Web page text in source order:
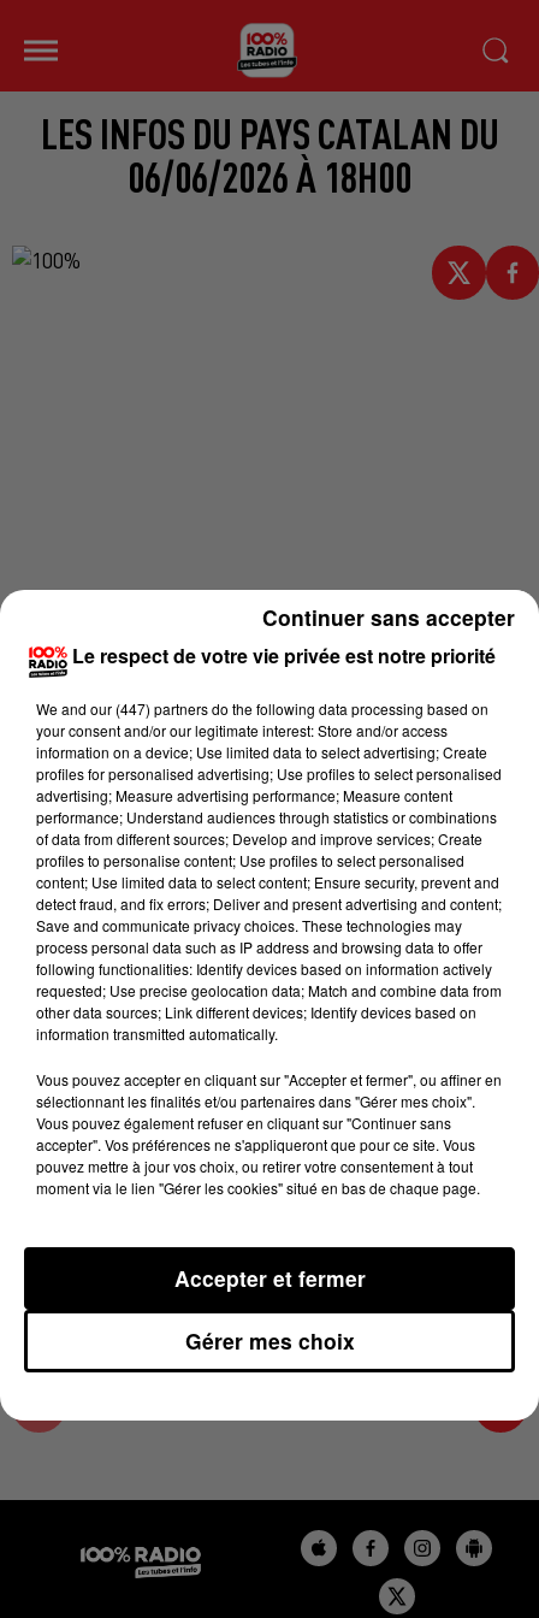
LES INFOS DU PAYS CATALAN DU
06/06/2026 À 18H00
Lecture (2 min 14 sec)
100%
Les infos du Pays Catalan du 06/06/2026 à 18h00
6 juin 2026 - 2 min 14 sec
LES INFOS DU PAYS CATALAN DU 06/06/2026
À 18H00
Podcasts infos du Pays Catalan
Le respect de votre vie privée est notre priorité
We and our (447) partnersdo the following data processing based on
your consent and/or our legitimate interest: Store and/or access
information on a device; Use limited data to select advertising; Create
profiles for personalised advertising; Use profiles to select personalised
advertising; Measure advertising performance; Measure content
performance; Understand audiences through statistics or combinations
of data from different sources; Develop and improve services; Create
profiles to personalise content; Use profiles to select personalised
content; Use limited data to select content; Ensure security, prevent and
detect fraud, and fix errors; Deliver and present advertising and content;
Save and communicate privacy choices. These technologies may
process personal data such as IP address and browsing data to offer
following functionalities: Identify devices based on information actively
requested; Use precise geolocation data; Match and combine data from
other data sources; Link different devices; Identify devices based on
information transmitted automatically.
Vous pouvez accepter en cliquant sur "Accepter et fermer", ou affiner en
sélectionnant les finalités et/ou partenaires dans "Gérer mes choix".
Vous pouvez également refuser en cliquant sur "Continuer sans
accepter". Vos préférences ne s'appliqueront que pour ce site. Vous
pouvez mettre à jour vos choix, ou retirer votre consentement à tout
moment via le lien "Gérer les cookies" situé en bas de chaque page.
Gérer mes choix
Accepter et fermer
Continuer sans accepter